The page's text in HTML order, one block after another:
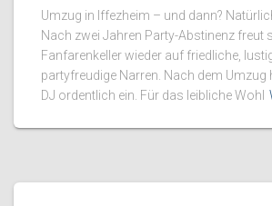
Umzug in Iffezheim – und dann?
Nach zwei Jahren Party-Abstinenz freut
Fanfarenkeller wieder auf friedliche,
partyfreudige Narren. Nach dem Umzug
DJ ordentlich ein. Für das leibliche Wohl